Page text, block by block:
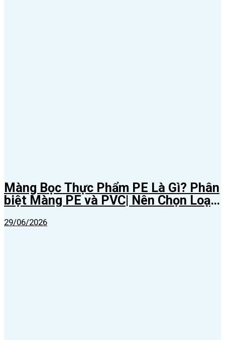
Màng Bọc Thực Phẩm PE Là Gì? Phân
biệt Màng PE và PVC| Nên Chọn Loại
29/06/2026